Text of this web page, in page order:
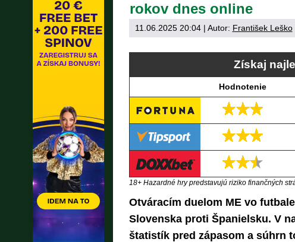
rokov dnes online
11.06.2025 20:04| Autor: František Leško
Získaj
Hodnotenie
18+ Hazardné hry predstavujú riziko finančných
Otváracím duelom ME vo
Slovenska proti Španielsku. V
štatistík pred zápasom a súhrn